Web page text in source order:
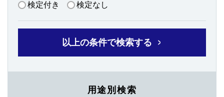
検定付き 検定なし
以上の条件で検索する
用途別検索